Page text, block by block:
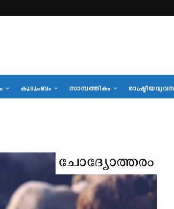
കുടുംബം സാമ്പത്തികം